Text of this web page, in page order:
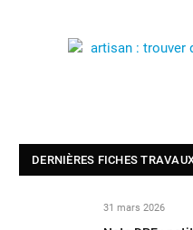
DERNIÈRES FICHES
31 mars 2026